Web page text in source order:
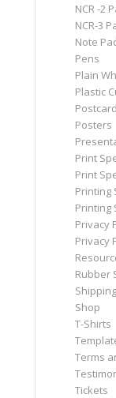
NCR -2
NCR-3
Note
Pens
Plain
Plastic
Posters
Print
Print
Printing
Printing
Privacy
Privacy
Rubber
Shipping
Shop
T-Shirts
Terms
Tickets